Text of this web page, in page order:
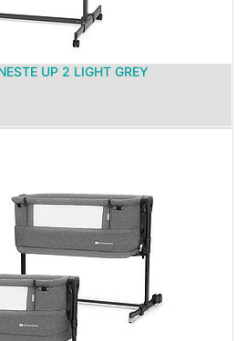
UP 2 LIGHT GREY